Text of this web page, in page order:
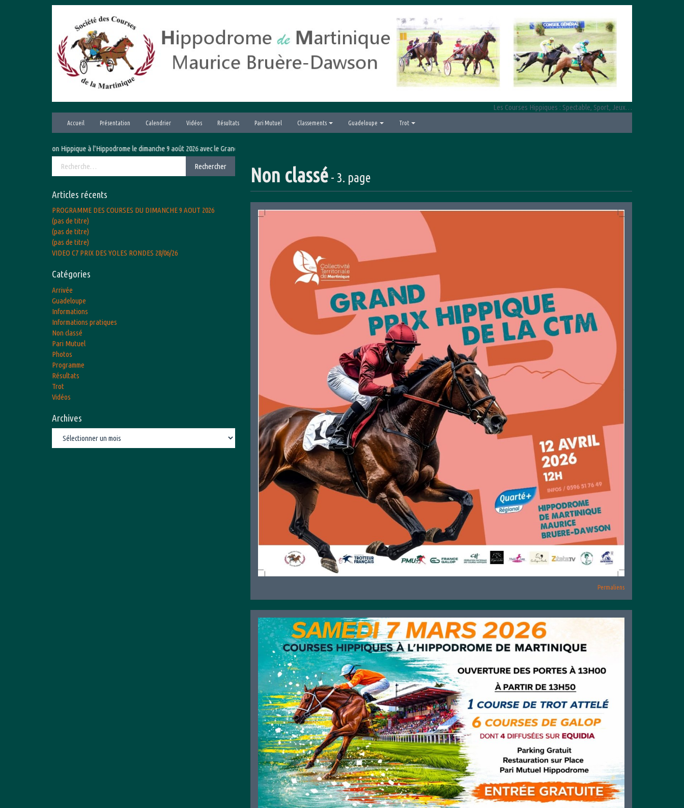
Les Courses Hippiques : Spectable, Sport, Jeux…
Accueil Présentation Calendrier Vidéos Résultats Pari Mutuel Classements Guadeloupe Trot
Non classé - 3. page
Permaliens
Hippique à l'Hippodrome le dimanche 9 août 2026 avec le Grand Prix hippique de la Ville du Lamentin
Rechercher
Articles récents
PROGRAMME DES COURSES DU DIMANCHE 9 AOUT 2026
(pas de titre)
(pas de titre)
(pas de titre)
VIDEO C7 PRIX DES YOLES RONDES 28/06/26
Catégories
Arrivée
Guadeloupe
Informations
Informations pratiques
Non classé
Pari Mutuel
Photos
Programme
Résultats
Trot
Vidéos
Archives